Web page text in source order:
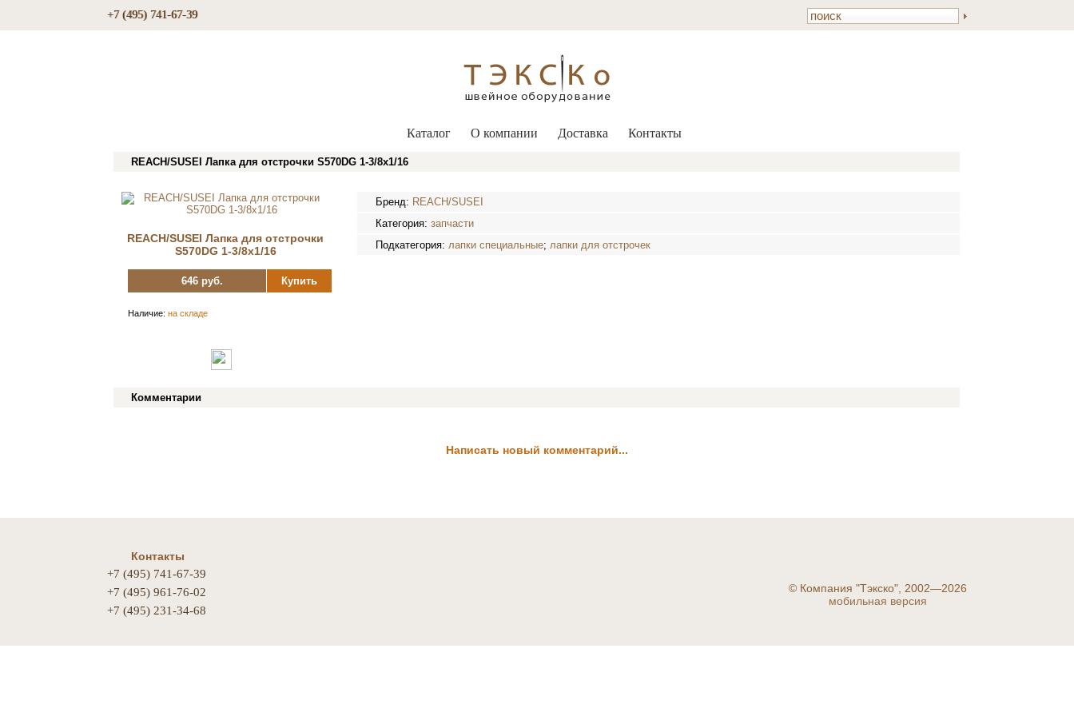
+7 (495) 741-67-39
Каталог О компании Доставка Контакты
REACH/SUSEI Лапка для отстрочки S570DG 1-3/8х1/16
REACH/SUSEI Лапка для отстрочки
S570DG 1-3/8х1/16
646 руб. Купить
Наличие:на складе
Бренд: REACH/SUSEI
Категория:запчасти
Подкатегория:лапки специальные;лапки для отстрочек
Комментарии
Написать новый комментарий...
Контакты
+7 (495) 741-67-39
+7 (495) 961-76-02
+7 (495) 231-34-68
©Компания "Тэкско", 2002—2026
мобильная версия